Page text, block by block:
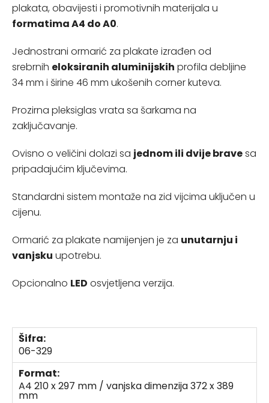
plakata, obavijesti i promotivnih materijala u
formatima A4 do A0.
Jednostrani ormarić za plakate izrađen od
srebrnih eloksiranih aluminijskih profila debljine
34 mm i širine 46 mm ukošenih corner kuteva.
Prozirna pleksiglas vrata sa šarkama na
zaključavanje.
Ovisno o veličini dolazi sa jednom ili dvije bravesa
pripadajućim ključevima.
Standardni sistem montaže na zid vijcima uključen u
cijenu.
Ormarić za plakate namijenjen je za unutarnju i
vanjsku upotrebu.
Opcionalno LED osvjetljena verzija.
Šifra:
06-329
Format:
A4 210 x 297 mm / vanjska dimenzija 372 x 389
mm